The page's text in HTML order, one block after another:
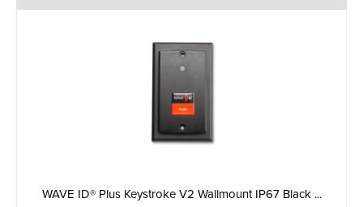
WAVE ID® Plus Keystroke V2 Wallmount IP67 Black ...